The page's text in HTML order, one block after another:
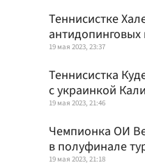
Теннисистке
антидопинговых
19 мая 2023, 23:37
Теннисистка
с украинкой
19 мая 2023, 21:46
Чемпионка ОИ
в полуфинале
19 мая 2023, 21:18